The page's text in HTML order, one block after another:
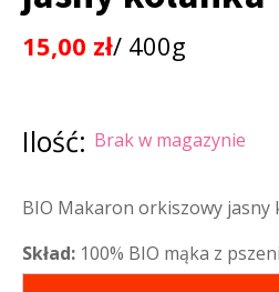
15,00 zł/ 400g
Ilość: Brak w magazynie
BIO Makaron orkiszowy jasny
Skład: 100% BIO mąka z